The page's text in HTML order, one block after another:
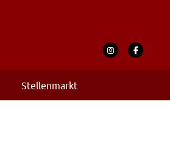
Stellenmarkt